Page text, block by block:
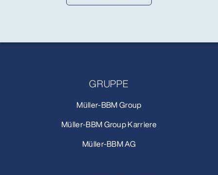
GRUPPE
Müller-BBM Group
Müller-BBM Group Karriere
Müller-BBM AG